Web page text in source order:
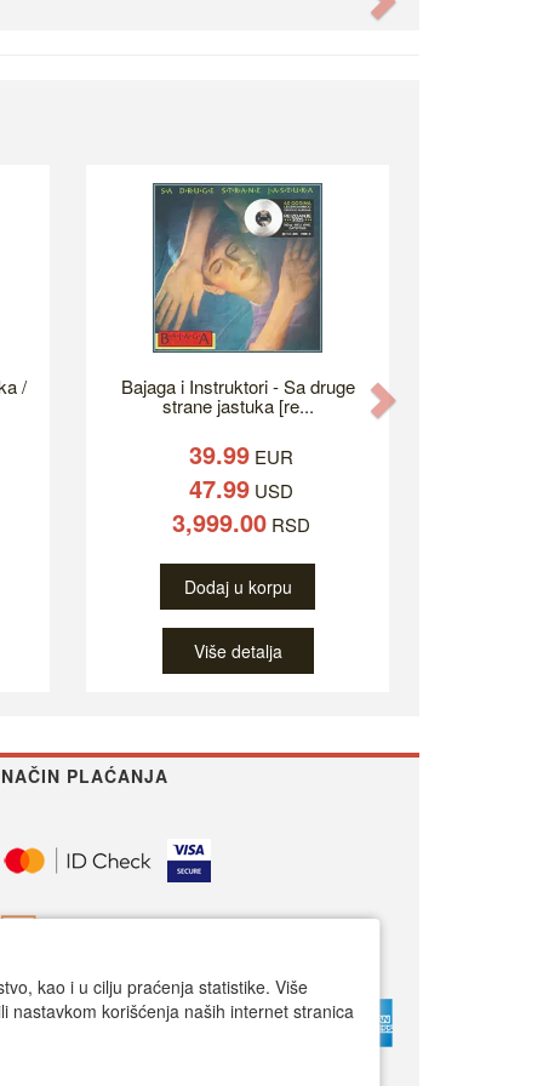
/ Bajaga i Instruktori - Sa druge
strane jastuka [re...
39.99EUR
47.99USD
3,999.00RSD
Dodaj u korpu
Više detalja
NAČIN PLAĆANJA
kao i u cilju praćenja statistike. Više
nastavkom korišćenja naših internet stranica